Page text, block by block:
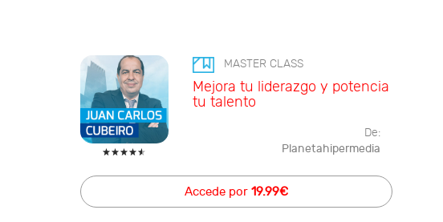
MASTER CLASS
Mejora tu liderazgo y potencia
tu talento
De:
Planetahipermedia
Accede por 19.99€